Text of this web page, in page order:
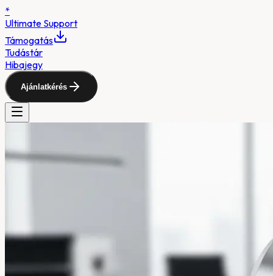
*
Ultimate Support
Támogatás
Tudástár
Hibajegy
Ajánlatkérés